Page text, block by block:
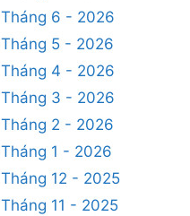
Tháng 6 - 2026
Tháng 5 - 2026
Tháng 4 - 2026
Tháng 3 - 2026
Tháng 2 - 2026
Tháng 1 - 2026
Tháng 12 - 2025
Tháng 11 - 2025